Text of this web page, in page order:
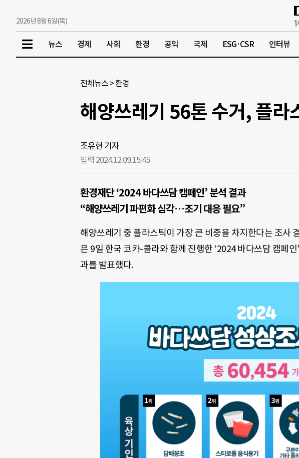
2026년 8월 6일(목)
뉴스 경제 사회 환경 공익 국제 ESG·CSR 인터뷰
전체뉴스 >환경
해양쓰레기 56톤 수거, 플라
조유현 기자
입력 2024.12.09.15:45
환경재단 ‘2024 바다쓰담 캠페인’ 분석 결과
“해양쓰레기 파편화 심각…조기 대응 필요”
해양쓰레기 중 플라스틱이 가장 큰 비중을 차지한다는 조사
은 9일 한국 코카-콜라와 함께 진행한 ‘2024 바다쓰담 캠페
과를 발표했다.